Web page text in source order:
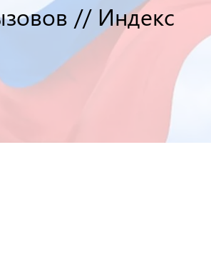
// Индекс